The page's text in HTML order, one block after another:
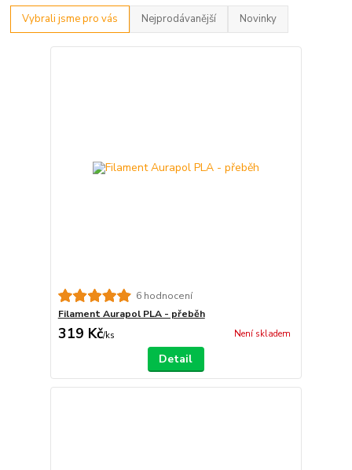
Vybrali jsme pro vás Nejprodávanější Novinky
6 hodnocení
Filament Aurapol PLA - přeběh
319 Kč/ks Není skladem
Detail